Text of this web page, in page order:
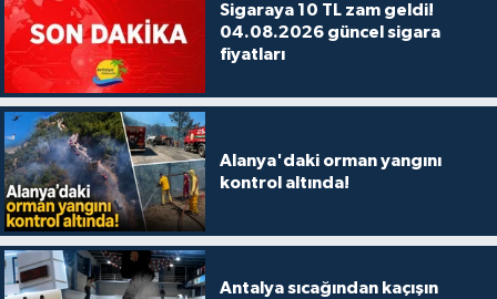
Sigaraya 10 TL zam geldi!
04.08.2026 güncel sigara
fiyatları
Alanya'daki orman yangını
kontrol altında!
Antalya sıcağından kaçışın